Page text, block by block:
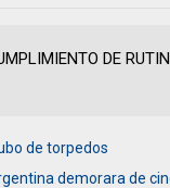
DE
de torpedos
demorara de